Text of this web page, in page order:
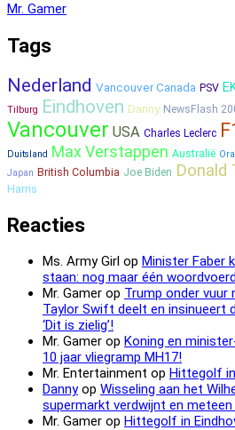
Mr. Gamer
Tags
Nederland Vancouver Canada PSV
Tilburg Eindhoven Danny NewsFlash
Vancouver USA Charles Leclerc
Duitsland Max Verstappen Australië
Japan British Columbia Joe Biden Donald
Harris
Reacties
Ms. Army Girl op Minister Faber
staan: nog maar één
Mr. Gamer op Trump onder vuur
Taylor Swift deelt en insinueert
‘Dit is zielig’!
Mr. Gamer op Koning en
10 jaar vliegramp MH17!
Mr. Entertainment op Hittegolf
Dannyop Wisseling aan het
supermarkt verdwijnt en
Mr. Gamer op Hittegolf in